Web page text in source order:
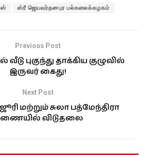
ஸ்ரீ ஜெயவர்தனபுர பல்கலைக்கழகம்
Previous Post
புகுந்து தாக்கிய குழுவில்
இருவர் கைது!
Next Post
மற்றும் சுலா பத்மேந்திரா
விடுதலை